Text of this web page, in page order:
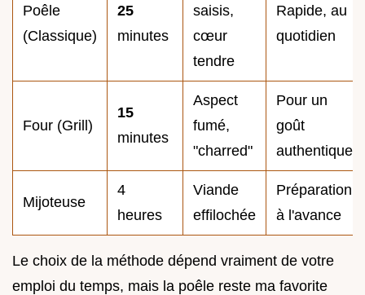
Poêle
(Classique)
25
minutes
saisis,
cœur
tendre
Rapide, au
quotidien
Four (Grill)
15
minutes
Aspect
fumé,
"charred"
Pour un
goût
authentique
Mijoteuse
4
heures
Viande
effilochée
Préparation
à l'avance
Le choix de la méthode dépend vraiment de votre
emploi du temps, mais la poêle reste ma favorite